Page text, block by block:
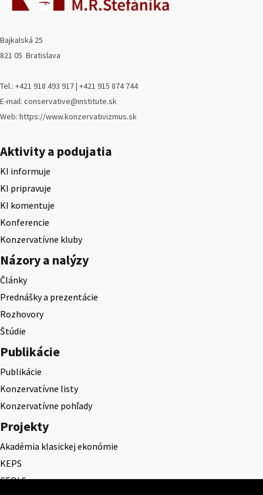
Bajkalská 25
821 05 Bratislava
Tel.: +421 918 493 917 | +421 915 874 744
E-mail: conservative@institute.sk
Web: https://www.konzervativizmus.sk
Aktivity a podujatia
KI informuje
KI pripravuje
KI komentuje
Konferencie
Konzervatívne kluby
Názory a nalýzy
Články
Prednášky a prezentácie
Rozhovory
Štúdie
Publikácie
Publikácie
Konzervatívne listy
Konzervatívne pohľady
Projekty
Akadémia klasickej ekonómie
KEPS
CEQLS